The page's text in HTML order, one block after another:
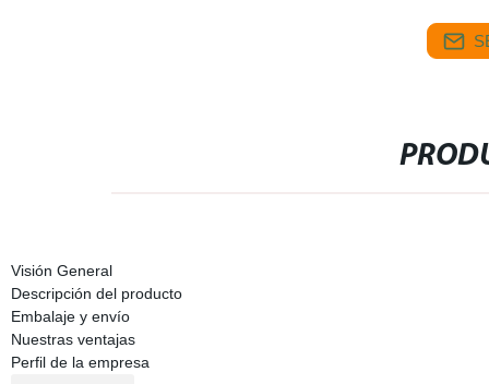
Visión General
Descripción del producto
Embalaje y envío
Nuestras ventajas
Perfil de la empresa